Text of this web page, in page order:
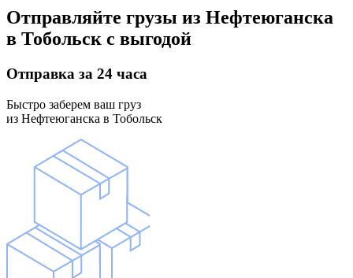
Отправляйте грузы из Нефтеюганска
в Тобольск с выгодой
Отправка за 24 часа
Быстро заберем ваш груз
из Нефтеюганска в Тобольск